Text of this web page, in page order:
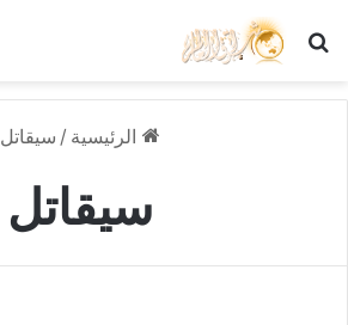
بحث عن
الرئيسية / سيقاتل
سيقاتل